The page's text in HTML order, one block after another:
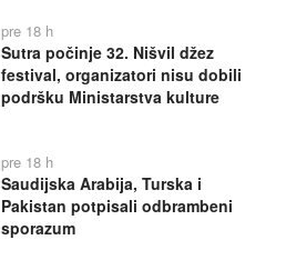
pre 18 h
Sutra počinje 32. Nišvil džez
festival, organizatori nisu dobili
podršku Ministarstva kulture
pre 18 h
Saudijska Arabija, Turska i
Pakistan potpisali odbrambeni
sporazum